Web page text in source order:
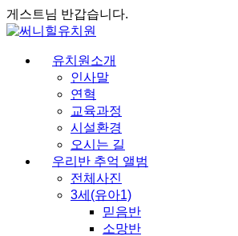
게스트님 반갑습니다.
유치원소개
인사말
연혁
교육과정
시설환경
오시는 길
우리반 추억 앨범
전체사진
3세(유아1)
믿음반
소망반